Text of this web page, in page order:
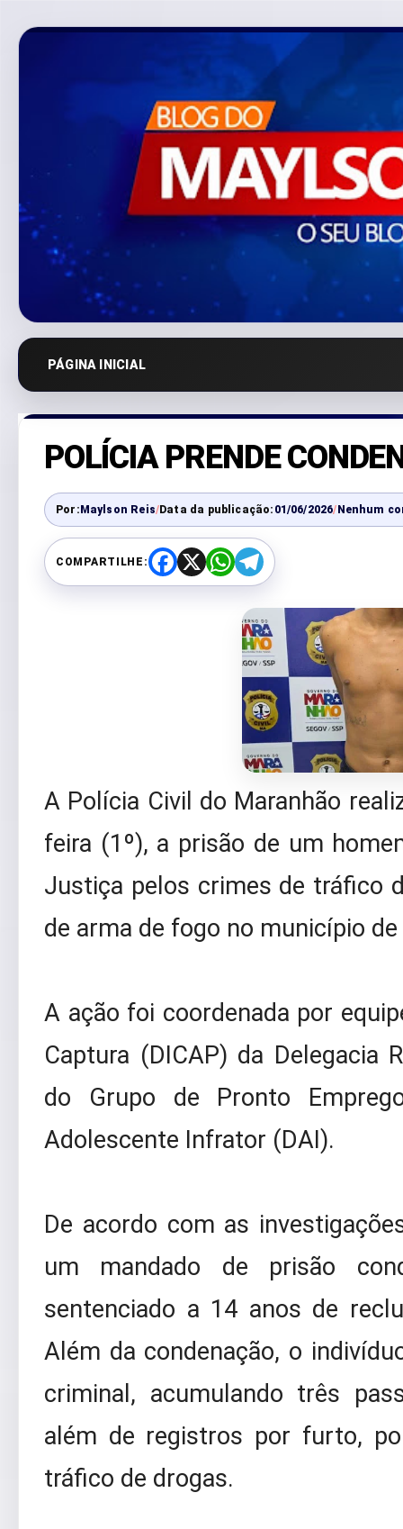
PÁGINA INICIAL
POLÍCIA PRENDE
Por:Maylson Reis/Data da publicação: 01/06/2026/Nenhum
COMPARTILHE:
F
a
X
W
h
T
e
e
g
r
a
m
A Polícia Civil do Maranhão
feira (1º), a prisão de um
Justiça pelos crimes de tráfico
de arma de fogo no município
A ação foi coordenada por
Captura (DICAP) da Delegacia
do Grupo de Pronto
Adolescente Infrator (DAI).
De acordo com as
um mandado de prisão
sentenciado a 14 anos de
Além da condenação, o
criminal, acumulando três
além de registros por furto,
tráfico de drogas.